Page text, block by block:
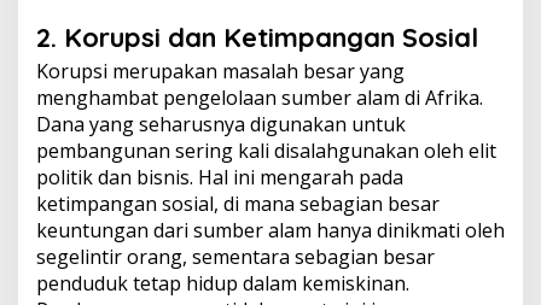
2. Korupsi dan Ketimpangan Sosial
Korupsi merupakan masalah besar yang
menghambat pengelolaan sumber alam di Afrika.
Dana yang seharusnya digunakan untuk
pembangunan sering kali disalahgunakan oleh elit
politik dan bisnis. Hal ini mengarah pada
ketimpangan sosial, di mana sebagian besar
keuntungan dari sumber alam hanya dinikmati oleh
segelintir orang, sementara sebagian besar
penduduk tetap hidup dalam kemiskinan.